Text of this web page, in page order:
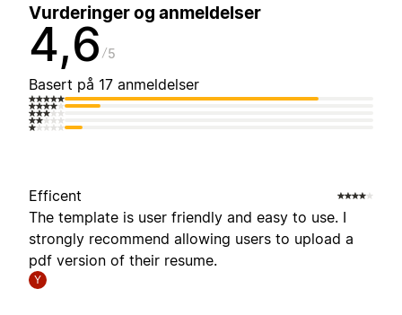
Vurderinger og anmeldelser
4,6 5
Basert på 17 anmeldelser
Efficent
The template is user friendly and easy to use. I
strongly recommend allowing users to upload a
pdf version of their resume.
Y